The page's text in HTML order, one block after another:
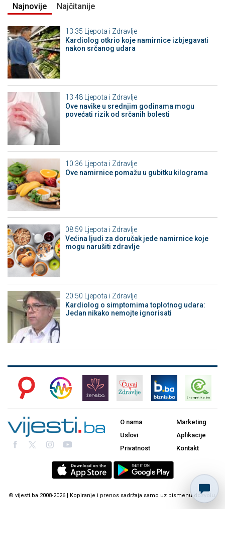
Najnovije Najčitanije
13:35 Ljepota i Zdravlje
Kardiolog otkrio koje namirnice izbjegavati
nakon srčanog udara
13:48
Ljepota i Zdravlje
Ove navike u srednjim godinama mogu
povećati rizik od srčanih bolesti
10:36 Ljepota i Zdravlje
Ove namirnice pomažu u gubitku kilograma
08:59
Ljepota i Zdravlje
Većina ljudi za doručak jede namirnice koje
mogu narušiti zdravlje
20:50 Ljepota i Zdravlje
Kardiolog o simptomima toplotnog udara:
Jedan nikako nemojte ignorisati
O nama
Uslovi
Privatnost
Marketing
Aplikacije
Kontakt
© vijesti.ba 2008-2026 | Kopiranje i prenos sadržaja samo uz pismenu dozvolu.